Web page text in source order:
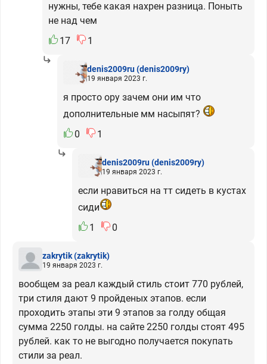
нужны, тебе какая нахрен разница. Поныть
не над чем
17
1
denis2009ru(denis2009ry)
19 января 2023 г.
я просто ору зачем они им что
дополнительные мм насыпят?
0
1
denis2009ru(denis2009ry)
19 января 2023 г.
если нравиться на тт сидеть в кустах
сиди
1
0
zakrytik(zakrytik)
19 января 2023 г.
вообщем за реал каждый стиль стоит 770 рублей,
три стиля дают 9 пройденых этапов. если
проходить этапы эти 9 этапов за голду общая
сумма 2250 голды. на сайте 2250 голды стоят 495
рублей. как то не выгодно получается покупать
стили за реал.